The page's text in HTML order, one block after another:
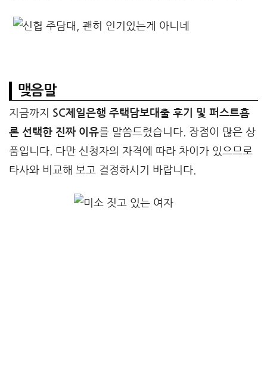
맺음말
지금까지 SC제일은행 주택담보대출 후기 및 퍼스트홈
론 선택한 진짜 이유를 말씀드렸습니다. 장점이 많은 상
품입니다. 다만 신청자의 자격에 따라 차이가 있으므로
타사와 비교해 보고 결정하시기 바랍니다.